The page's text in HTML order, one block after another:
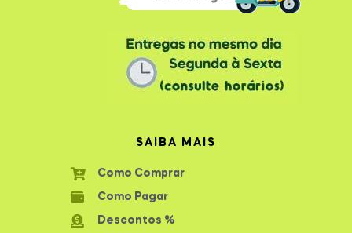
SAIBA MAIS
Como Comprar
Como Pagar
Descontos %